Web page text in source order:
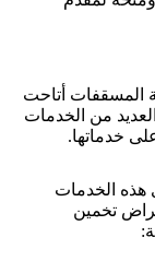
المسقفات أتاحت
من الخدمات
خدماتها.
الخدمات
تخمين